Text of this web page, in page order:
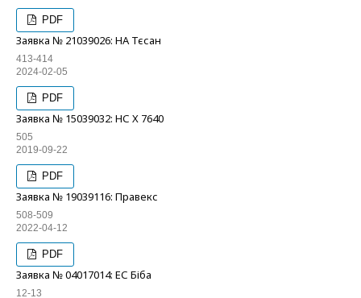
PDF
Заявка № 21039026: НА Тєсан
413-414
2024-02-05
PDF
Заявка № 15039032: НС Х 7640
505
2019-09-22
PDF
Заявка № 19039116: Правекс
508-509
2022-04-12
PDF
Заявка № 04017014: ЕС Біба
12-13